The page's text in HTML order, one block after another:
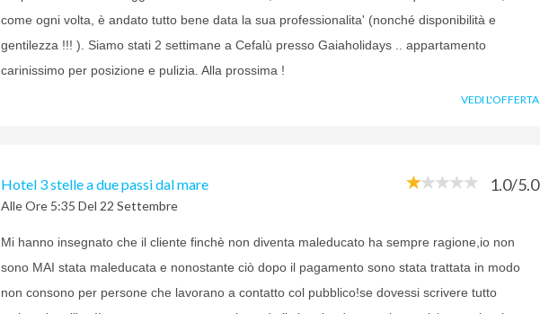
come ogni volta, è andato tutto bene data la sua professionalita' (nonché disponibilità e
gentilezza !!! ). Siamo stati 2 settimane a Cefalù presso Gaiaholidays .. appartamento
carinissimo per posizione e pulizia. Alla prossima !
VEDI L'OFFERTA
Hotel 3 stelle a due passi dal mare
Alle Ore 5:35 Del 22 Settembre
1.0/5.0
Mi hanno insegnato che il cliente finchè non diventa maleducato ha sempre ragione,io non
sono MAI stata maleducata e nonostante ciò dopo il pagamento sono stata trattata in modo
non consono per persone che lavorano a contatto col pubblico!se dovessi scrivere tutto